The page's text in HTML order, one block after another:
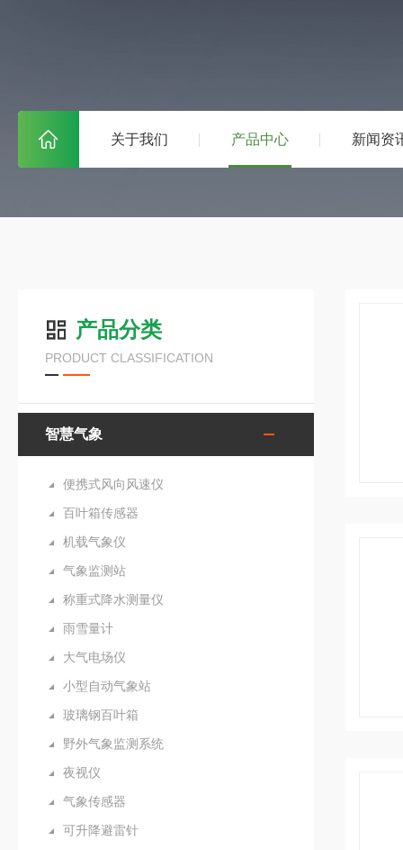
关于我们 产品中心 新闻资
产品分类
PRODUCT CLASSIFICATION
智慧气象
便携式风向风速仪
百叶箱传感器
机载气象仪
气象监测站
称重式降水测量仪
雨雪量计
大气电场仪
小型自动气象站
玻璃钢百叶箱
野外气象监测系统
夜视仪
气象传感器
可升降避雷针